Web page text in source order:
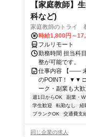
【家庭教師】
科など)
家庭教師のトライ
時給1,800円～
フルリモート
勤務時間 担当科
整が可能です。
仕事内容 【――
のPOINT！ ▼▼ □
ーク・副業も大
週1日からOK 副業・
学生歓迎
転勤なし 経
ブランクOK
交通費支
同じ企業の求人